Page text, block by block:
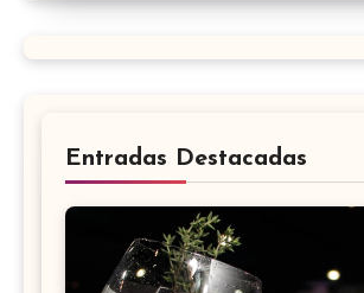
Entradas Destacadas